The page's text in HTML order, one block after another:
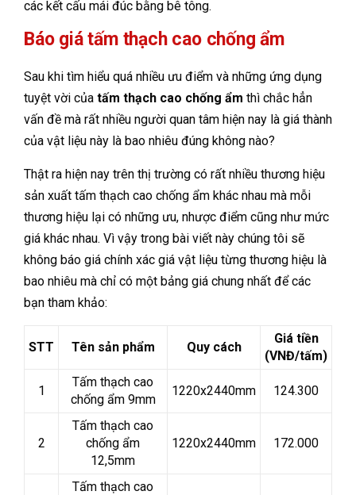
các kết cấu mái đúc bằng bê tông.
Báo giá tấm thạch cao chống ẩm
Sau khi tìm hiểu quá nhiều ưu điểm và những ứng dụng
tuyệt vời của tấm thạch cao chống ẩm thì chắc hẳn
vấn đề mà rất nhiều người quan tâm hiện nay là giá thành
của vật liệu này là bao nhiêu đúng không nào?
Thật ra hiện nay trên thị trường có rất nhiều thương hiệu
sản xuất tấm thạch cao chống ẩm khác nhau mà mỗi
thương hiệu lại có những ưu, nhược điểm cũng như mức
giá khác nhau. Vì vậy trong bài viết này chúng tôi sẽ
không báo giá chính xác giá vật liệu từng thương hiệu là
bao nhiêu mà chỉ có một bảng giá chung nhất để các
bạn tham khảo:
STT Tên sản phẩm Quy cách
Giá tiền
(VNĐ/tấm)
1
Tấm thạch cao
chống ẩm 9mm
1220x2440mm 124.300
2
Tấm thạch cao
chống ẩm
12,5mm
1220x2440mm 172.000
Tấm thạch cao